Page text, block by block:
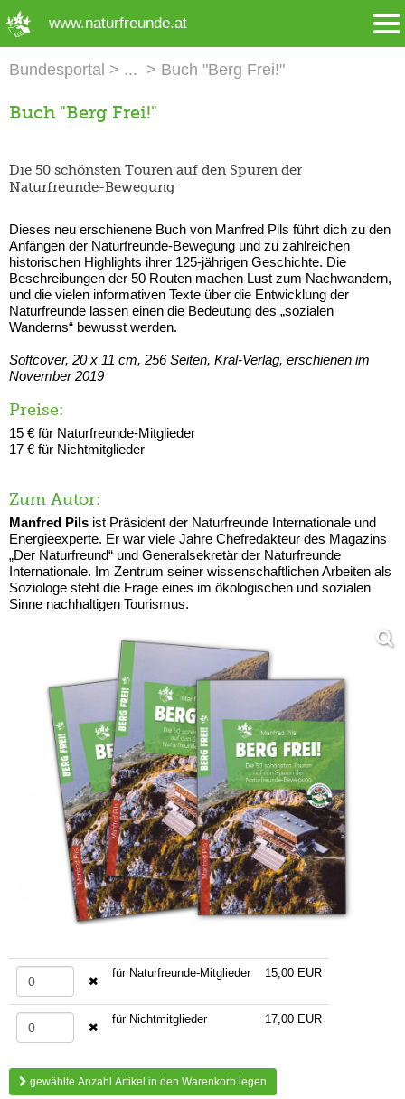
www.naturfreunde.at
Bundesportal Buch "Berg Frei!"
Buch "Berg Frei!"
Die 50 schönsten Touren auf den Spuren der
Naturfreunde-Bewegung
Dieses neu erschienene Buch von Manfred Pils führt dich zu den
Anfängen der Naturfreunde-Bewegung und zu zahlreichen
historischen Highlights ihrer 125-jährigen Geschichte. Die
Beschreibungen der 50 Routen machen Lust zum Nachwandern,
und die vielen informativen Texte über die Entwicklung der
Naturfreunde lassen einen die Bedeutung des „sozialen
Wanderns“ bewusst werden.
Softcover, 20 x 11 cm, 256 Seiten, Kral-Verlag, erschienen im
November 2019
Preise:
15 € für Naturfreunde-Mitglieder
17 € für Nichtmitglieder
Zum Autor:
Manfred Pils ist Präsident der Naturfreunde Internationale und
Energieexperte. Er war viele Jahre Chefredakteur des Magazins
„Der Naturfreund“ und Generalsekretär der Naturfreunde
Internationale. Im Zentrum seiner wissenschaftlichen Arbeiten als
Soziologe steht die Frage eines im ökologischen und sozialen
Sinne nachhaltigen Tourismus.
für Naturfreunde-Mitglieder 15,00 EUR
für Nichtmitglieder 17,00 EUR
gewählte Anzahl Artikel in den Warenkorb legen